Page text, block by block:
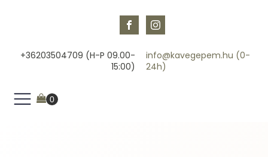
+36203504709 (H-P 09.00-
15:00)
info@kavegepem.hu (0-
24h)